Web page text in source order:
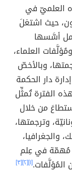
العلميّ في
حيث اشتغلَ
أسَّسها
العلماء،
وبالأخصّ
دار الحكمة
إذ كانت هذه الفترة تُمثِّل
من خلال
وترجمتها،
مُهمّة في عِلم
المُؤلَّفات.[١] [٢] [٣]